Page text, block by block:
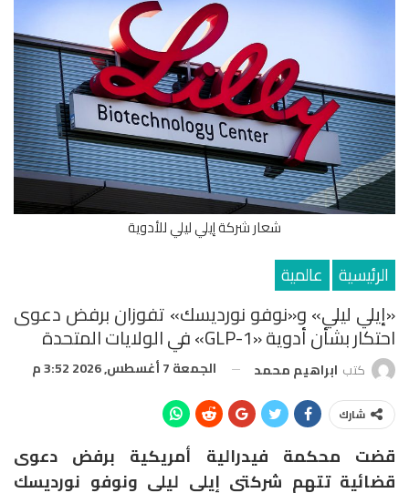
شعار شركة إيلي ليلي للأدوية
الرئيسية عالمية
«إيلي ليلي» و«نوفو نورديسك» تفوزان برفض دعوى
احتكار بشأن أدوية «GLP-1» في الولايات المتحدة
كتب ابراهيم محمد الجمعة 7 أغسطس, 2026 3:52 م
شارك
قضت محكمة فيدرالية أمريكية برفض دعوى
قضائية تتهم شركتي إيلي ليلي ونوفو نورديسك